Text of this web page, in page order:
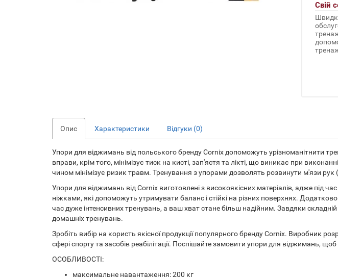
Свій
Опис Характеристики Відгуки (0)
Упори для віджимань від польського бренду Cornix допоможуть урізноманітнити
вправи, крім того, мінімізує тиск на кисті, зап'ястя та лікті, що виникає при
чином мінімізує ризик травм. Тренування з упорами дозволять розвинути м'язи рук
Упори для віджимань від Cornix виготовлені з високоякісних матеріалів, адже під
ніжками, які допоможуть утримувати баланс і стійкі на різних поверхнях.
час дуже інтенсивних тренувань, а ваш хват стане більш надійним. Завдяки
домашніх тренувань.
Зробіть вибір на користь якісної продукції популярного бренду Cornix. Виробник
сфері спорту та засобів реабілітації. Поспішайте замовити упори для віджимань,
ОСОБЛИВОСТІ:
максимальне навантаження: 200 кг